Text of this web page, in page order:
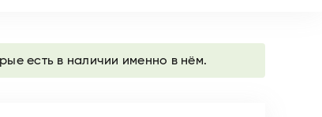
есть в наличии именно в нём.